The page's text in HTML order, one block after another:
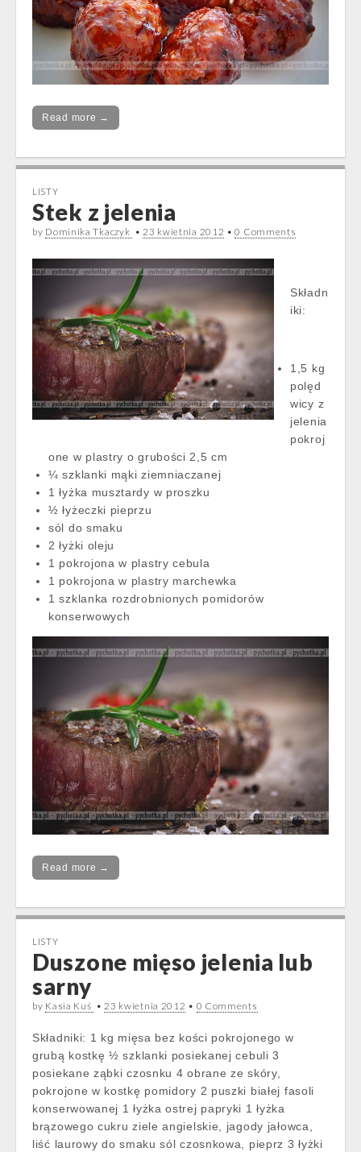
Read more →
LISTY
Stek z jelenia
by Dominika Tkaczyk •23 kwietnia 2012 •0 Comments
Składn
iki:
1,5 kg
polęd
wicy z
jelenia
pokroj
one w plastry o grubości 2,5 cm
¼ szklanki mąki ziemniaczanej
1 łyżka musztardy w proszku
½ łyżeczki pieprzu
sól do smaku
2 łyżki oleju
1 pokrojona w plastry cebula
1 pokrojona w plastry marchewka
1 szklanka rozdrobnionych pomidorów
konserwowych
Read more →
LISTY
Duszone mięso jelenia lub
sarny
by Kasia Kuś • 23 kwietnia 2012 • 0 Comments
Składniki: 1 kg mięsa bez kości pokrojonego w
grubą kostkę ½ szklanki posiekanej cebuli 3
posiekane ząbki czosnku 4 obrane ze skóry,
pokrojone w kostkę pomidory 2 puszki białej fasoli
konserwowanej 1 łyżka ostrej papryki 1 łyżka
brązowego cukru ziele angielskie, jagody jałowca,
liść laurowy do smaku sól czosnkowa, pieprz 3 łyżki